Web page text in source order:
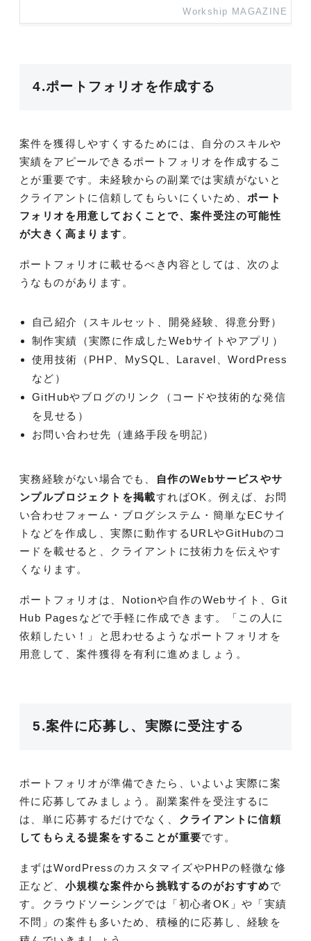
Workship MAGAZINE
4.ポートフォリオを作成する
案件を獲得しやすくするためには、自分のスキルや
実績をアピールできるポートフォリオを作成するこ
とが重要です。未経験からの副業では実績がないと
クライアントに信頼してもらいにくいため、 ポート
フォリオを用意しておくことで、案件受注の可能性
が大きく高まります 。
ポートフォリオに載せるべき内容としては、次のよ
うなものがあります。
自己紹介（スキルセット、開発経験、得意分野）
制作実績（実際に作成したWebサイトやアプリ）
使用技術（PHP、MySQL、Laravel、WordPress
など）
GitHubやブログのリンク（コードや技術的な発信
を見せる）
お問い合わせ先（連絡手段を明記）
実務経験がない場合でも、
自作のWebサービスやサ
ンプルプロジェクトを掲載すればOK。例えば、お問
い合わせフォーム・ブログシステム・簡単なECサイ
トなどを作成し、実際に動作するURLやGitHubのコ
ードを載せると、クライアントに技術力を伝えやす
くなります。
ポートフォリオは、Notionや自作のWebサイト、Git
Hub Pagesなどで手軽に作成できます。「この人に
依頼したい！」と思わせるようなポートフォリオを
用意して、案件獲得を有利に進めましょう。
5.案件に応募し、実際に受注する
ポートフォリオが準備できたら、いよいよ実際に案
件に応募してみましょう。副業案件を受注するに
は、単に応募するだけでなく、 クライアントに信頼
してもらえる提案をすることが重要です。
まずはWordPressのカスタマイズやPHPの軽微な修
正など、 小規模な案件から挑戦するのがおすすめで
す。クラウドソーシングでは「初心者OK」や「実績
不問」の案件も多いため、積極的に応募し、経験を